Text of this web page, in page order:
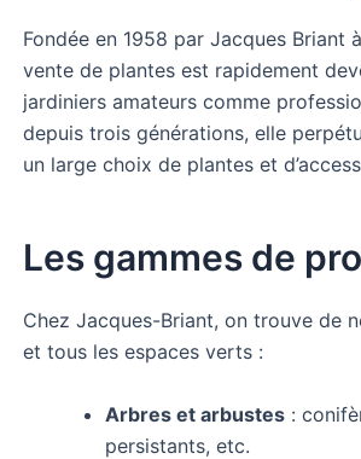
Fondée en 1958 par Jacques Briant
vente de plantes est rapidement
jardiniers amateurs comme
depuis trois générations, elle
un large choix de plantes et
Les gammes de
Chez Jacques-Briant, on trouve de
et tous les espaces verts :
Arbres et arbustes :
persistants, etc.